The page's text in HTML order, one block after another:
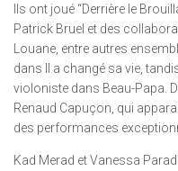
Ils ont joué “Derrière le
Patrick Bruel et des
Louane, entre autres
dans Il a changé sa vie,
violoniste dans Beau-Papa.
Renaud Capuçon, qui
des performances
Kad Merad et Vanessa